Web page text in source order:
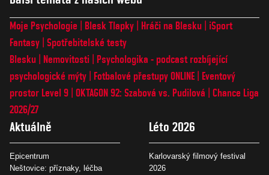
Moje Psychologie Blesk Tlapky Hráči na Blesku
iSport
Fantasy Spotřebitelské testy
Blesku
Nemovitosti
Psychologika - podcast rozbíjející
psychologické mýty
Fotbalové přestupy ONLINE
Eventový
prostor Level 9 OKTAGON 92: Szabová vs. Pudilová
Chance Liga
2026/27
Aktuálně
Epicentrum
Neštovice: příznaky, léčba
Léto 2026
Karlovarský filmový festival
2026